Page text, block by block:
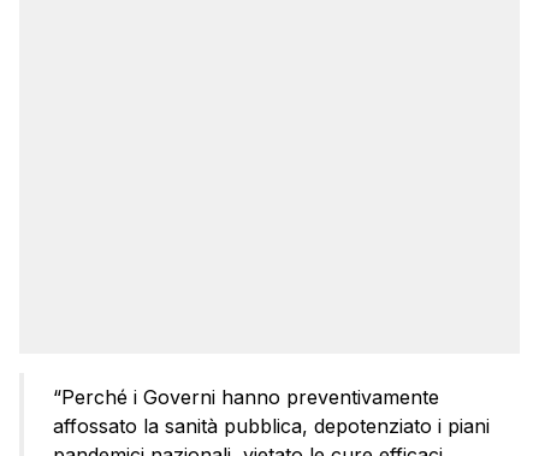
“Perché i Governi hanno preventivamente
affossato la sanità pubblica, depotenziato i piani